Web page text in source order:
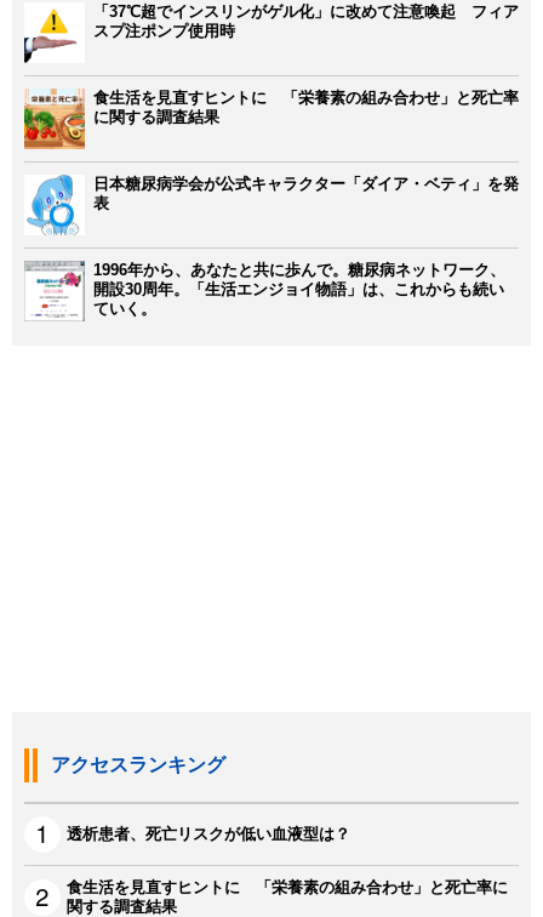
「37℃超でインスリンがゲル化」に改めて注意喚起 フィア
スプ注ポンプ使用時
食生活を見直すヒントに 「栄養素の組み合わせ」と死亡率
に関する調査結果
日本糖尿病学会が公式キャラクター「ダイア・ベティ」を発
表
1996年から、あなたと共に歩んで。糖尿病ネットワーク、
開設30周年。「生活エンジョイ物語」は、これからも続い
ていく。
アクセスランキング
透析患者、死亡リスクが低い血液型は？
食生活を見直すヒントに 「栄養素の組み合わせ」と死亡率に
関する調査結果